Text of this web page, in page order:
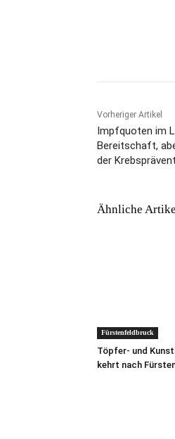
Vorheriger Artikel
Impfquoten im
Bereitschaft,
der
Ähnliche
Fürstenfeldbruck
Töpfer- und
kehrt nach